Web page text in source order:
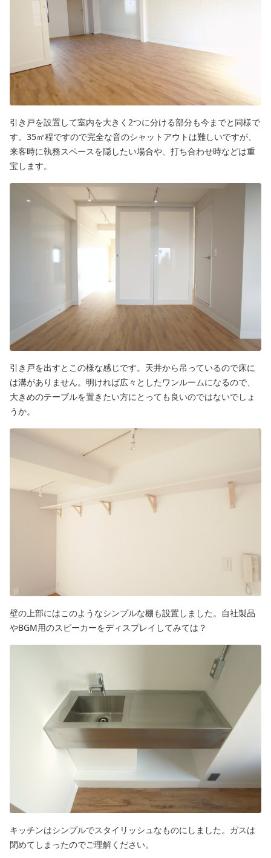
引き戸を設置して室内を大きく2つに分ける部分も今までと同様で
す。35㎡程ですので完全な音のシャットアウトは難しいですが、
来客時に執務スペースを隠したい場合や、打ち合わせ時などは重
宝します。
引き戸を出すとこの様な感じです。天井から吊っているので床に
は溝がありません。明ければ広々としたワンルームになるので、
大きめのテーブルを置きたい方にとっても良いのではないでしょ
うか。
壁の上部にはこのようなシンプルな棚も設置しました。自社製品
やBGM用のスピーカーをディスプレイしてみては？
キッチンはシンプルでスタイリッシュなものにしました。ガスは
閉めてしまったのでご理解ください。